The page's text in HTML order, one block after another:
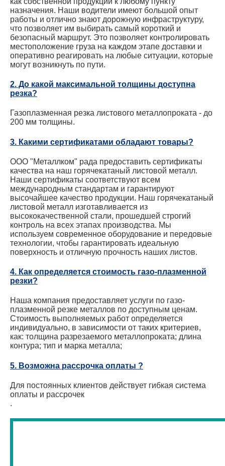
назначения. Наши водители имеют большой опыт
работы и отлично знают дорожную инфраструктуру,
что позволяет им выбирать самый короткий и
безопасный маршрут. Это позволяет контролировать
местоположение груза на каждом этапе доставки и
оперативно реагировать на любые ситуации, которые
могут возникнуть по пути.
2. До какой максимальной толщины доступна
резка?
Газоплазменная резка листового металлопроката - до
200 мм толщины.
3. Какими сертификатами обладают товары?
ООО "Металлком" рада предоставить сертификаты
качества на наш горячекатаный листовой металл.
Наши сертификаты соответствуют всем
международным стандартам и гарантируют
высочайшее качество продукции. Наш горячекатаный
листовой металл изготавливается из
высококачественной стали, прошедшей строгий
контроль на всех этапах производства. Мы
используем современное оборудование и передовые
технологии, чтобы гарантировать идеальную
поверхность и отличную прочность наших листов.
4. Как определяется стоимость газо-плазменной
резки?
Наша компания предоставляет услуги по газо-
плазменной резке металлов по доступным ценам.
Стоимость выполняемых работ определяется
индивидуально, в зависимости от таких критериев,
как: толщина разрезаемого металлопроката; длина
контура; тип и марка металла;
5. Возможна рассрочка оплаты ?
Для постоянных клиентов действует гибкая система
оплаты и рассрочек
.